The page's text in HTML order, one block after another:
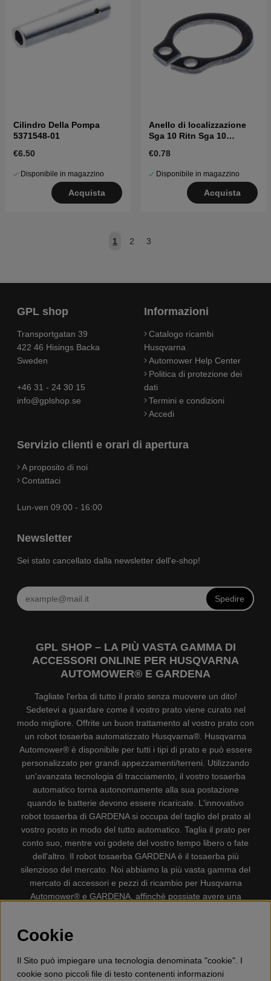
Cilindro Della Pompa
5371548-01
€6.50
Disponibile in magazzino
Acquista
Anello di localizzazione
Sga 10 Ritn Sga 10
€0.78
Disponibile in magazzino
Acquista
1 2 3
GPL shop
Transportgatan 39
422 46 Hisings Backa
Sweden
+46 31 - 24 30 15
info@gplshop.se
Informazioni
Catalogo ricambi
Husqvarna
Automower Help Center
Politica di protezione dei
dati
Termini e condizioni
Accedi
Servizio clienti e orari di apertura
A proposito di noi
Contattaci
Lun-ven 09:00 - 16:00
Newsletter
Sei stato cancellato dalla newsletter dell'e-shop!
Spedire
GPL SHOP – LA PIÙ VASTA GAMMA DI
ACCESSORI ONLINE PER HUSQVARNA
AUTOMOWER® E GARDENA
Tagliate l'erba di tutto il prato senza muovere un dito!
Sedetevi a guardare come il vostro prato viene curato nel
modo migliore. Offrite un buon trattamento al vostro prato con
un robot tosaerba automatizzato Husqvarna®. Husqvarna
Automower® è disponibile per tutti i tipi di prato e può essere
personalizzato per grandi appezzamenti/terreni. Utilizzando
un'avanzata tecnologia di tracciamento, il vostro tosaerba
automatico torna autonomamente alla sua postazione
quando le batterie devono essere ricaricate. L'innovativo
robot tosaerba di GARDENA si occupa del taglio del prato al
vostro posto in modo del tutto automatico. Taglia il prato per
conto suo, mentre voi godete del vostro tempo libero o fate
dell'altro. Il robot tosaerba GARDENA è il tosaerba più
silenzioso del mercato. Noi abbiamo la più vasta gamma del
mercato di accessori e pezzi di ricambio per Husqvarna
Automower® e GARDENA, affinchè possiate avere una
Accessori per la protezione personale, Decespugliatori,
Aspirapolvere, Mototroncatrici, Attrezzature Forestali,
Lubrificanti, Carburanti, Giocattolo per bambini ETC.
Cookie
Il Sito può impiegare una tecnologia denominata "cookie". I
cookie sono piccoli file di testo contenenti informazioni